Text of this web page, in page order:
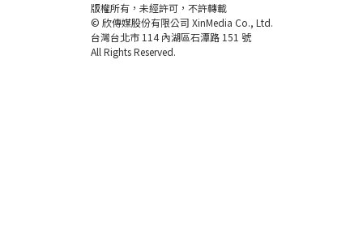
版權所有，未經許可，不許轉載
© 欣傳媒股份有限公司 XinMedia Co., Ltd.
台灣台北市 114 內湖區石潭路 151 號
All Rights Reserved.